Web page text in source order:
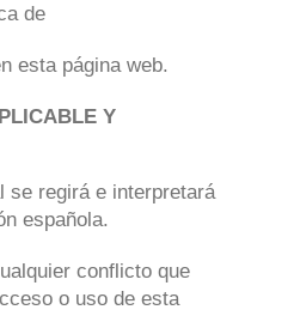
de
esta página web.
Y
se regirá e interpretará
española.
conflicto que
o uso de esta